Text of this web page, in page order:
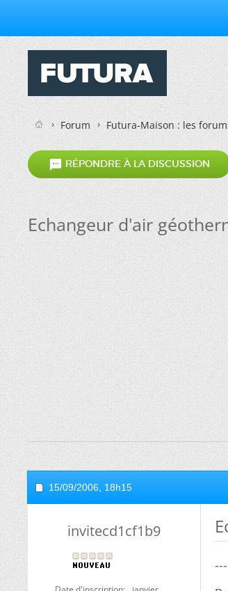
Forum Futura-Maison : les
 RÉPONDRE À LA DISCUSSION
Echangeur d'air
15/09/2006, 18h15
invitecd1cf1b9